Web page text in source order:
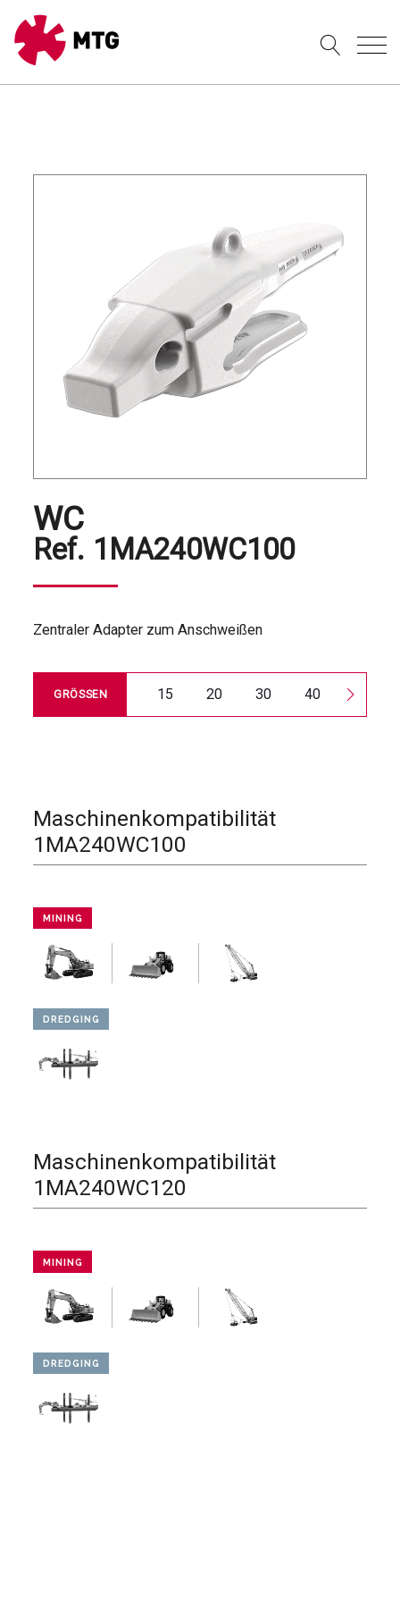
WC
Ref. 1MA240WC100
Zentraler Adapter zum Anschweißen
GRÖSSEN 15 20 30 40 50
Maschinenkompatibilität
1MA240WC100
MINING
DREDGING
Maschinenkompatibilität
1MA240WC120
MINING
DREDGING